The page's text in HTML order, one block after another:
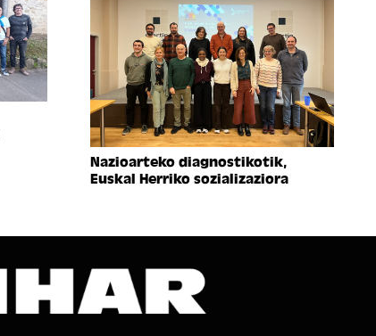
Nazioarteko diagnostikotik,
Euskal Herriko sozializaziora